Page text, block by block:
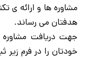
مشاوره ها و ارائه ی
هدفتان می رساند.
جهت دریافت
خودتان را در فرم